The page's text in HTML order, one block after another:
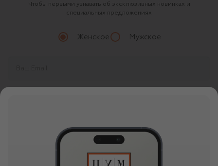
Чтобы первыми узнавать об эксклюзивных новинках и
специальных предложениях
Женское Мужское
О ЦУМ
О магазине
ОНЛАЙН ПОКУПКИ